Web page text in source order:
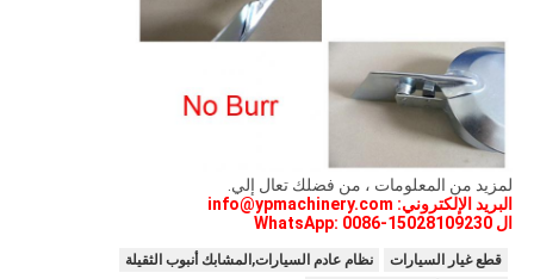
لمزيد من المعلومات ، من فضلك تعال إلي.
البريد الإلكتروني: info@ypmachinery.com
ال WhatsApp: 0086-15028109230
قطع غيار السيارات
نظام عادم السيارات,المشابك أنبوب الثقيلة